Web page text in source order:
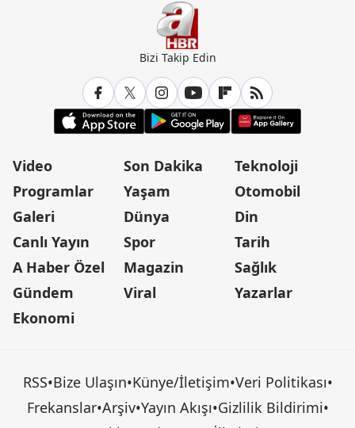
Bizi Takip Edin
Video
Programlar
Galeri
Canlı Yayın
A Haber Özel
Gündem
Ekonomi
Son Dakika
Yaşam
Dünya
Spor
Magazin
Viral
Teknoloji
Otomobil
Din
Tarih
Sağlık
Yazarlar
RSS•Bize Ulaşın•Künye/İletişim•Veri Politikası•
Frekanslar•Arşiv•Yayın Akışı•Gizlilik Bildirimi•